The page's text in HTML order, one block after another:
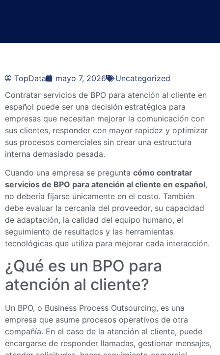
TopData mayo 7, 2026
Uncategorized
Contratar servicios de BPO para atención al cliente en
español puede ser una decisión estratégica para
empresas que necesitan mejorar la comunicación con
sus clientes, responder con mayor rapidez y optimizar
sus procesos comerciales sin crear una estructura
interna demasiado pesada.
Cuando una empresa se pregunta cómo contratar
servicios de BPO para atención al cliente en español,
no debería fijarse únicamente en el costo. También
debe evaluar la cercanía del proveedor, su capacidad
de adaptación, la calidad del equipo humano, el
seguimiento de resultados y las herramientas
tecnológicas que utiliza para mejorar cada interacción.
¿Qué es un BPO para
atención al cliente?
Un BPO, o Business Process Outsourcing, es una
empresa que asume procesos operativos de otra
compañía. En el caso de la atención al cliente, puede
encargarse de responder llamadas, gestionar mensajes,